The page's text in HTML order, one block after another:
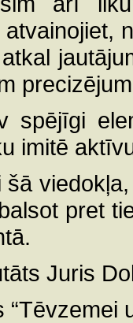
atvainojiet,
spējīgi
imitē
pret
Juris